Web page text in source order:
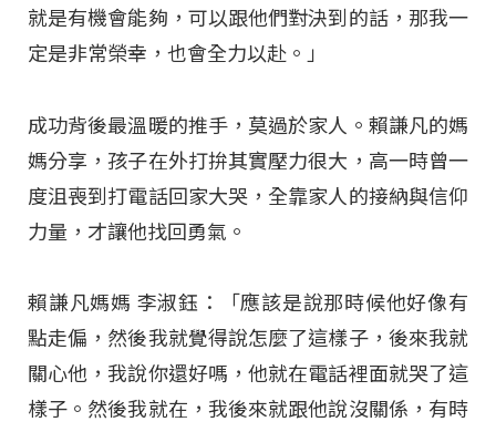
就是有機會能夠，可以跟他們對決到的話，那我一
定是非常榮幸，也會全力以赴。」
成功背後最溫暖的推手，莫過於家人 。賴謙凡的媽
媽分享，孩子在外打拚其實壓力很大，高一時曾一
度沮喪到打電話回家大哭，全靠家人的接納與信仰
力量，才讓他找回勇氣 。
賴謙凡媽媽 李淑鈺：「應該是說那時候他好像有
點走偏，然後我就覺得說怎麼了這樣子，後來我就
關心他，我說你還好嗎，他就在電話裡面就哭了這
樣子。然後我就在，我後來就跟他說沒關係，有時